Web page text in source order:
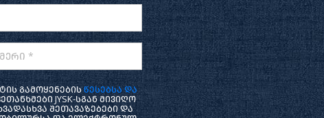
*
გამოყენებისწესებსა და
JYSK-სგან მივიღო
შეთავაზებები და